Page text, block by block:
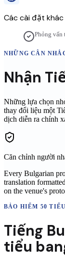
Các cài đặt khác
Phỏng vấn
NHỮNG CÂN
Nhận
Những lựa chọn
thay đổi liệu một
dịch diễn ra chính
Căn chỉnh người
Every Bulgarian
translation
on the venue's
BẢO HIỂM 50
Tiếng
tiểu